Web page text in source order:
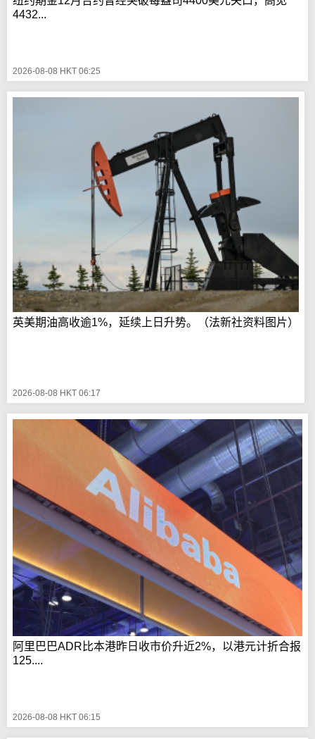
4432...
2026-08-08 HKT 06:25
英美期油高收逾1%，延续上日升势。（法新社资料图片）
2026-08-08 HKT 06:17
阿里巴巴ADR比本港昨日收市价升近2%，以港元计折合报
125....
2026-08-08 HKT 06:15